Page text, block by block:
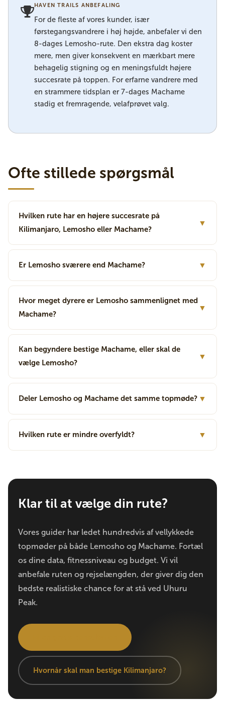
HAVEN TRAILS ANBEFALING
For de fleste af vores kunder, især
førstegangsvandrere i høj højde, anbefaler vi den
8-dages Lemosho-rute. Den ekstra dag koster
mere, men giver konsekvent en mærkbart mere
behagelig stigning og en meningsfuldt højere
succesrate på toppen. For erfarne vandrere med
en strammere tidsplan er 7-dages Machame
stadig et fremragende, velafprøvet valg.
Ofte stillede spørgsmål
Hvilken rute har en højere succesrate på
Kilimanjaro, Lemosho eller Machame?
▼
Er Lemosho sværere end Machame? ▼
Hvor meget dyrere er Lemosho sammenlignet med
Machame?
▼
Kan begyndere bestige Machame, eller skal de
vælge Lemosho?
▼
Deler Lemosho og Machame det samme topmøde? ▼
Hvilken rute er mindre overfyldt? ▼
Klar til at vælge din rute?
Vores guider har ledet hundredvis af vellykkede
topmøder på både Lemosho og Machame. Fortæl
os dine data, fitnessniveau og budget. Vi vil
anbefale ruten og rejselængden, der giver dig den
bedste realistiske chance for at stå ved Uhuru
Peak.
Hvornår skal man bestige Kilimanjaro?